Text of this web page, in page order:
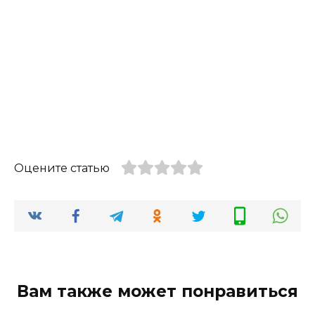
Оцените статью
Вам также может понравиться